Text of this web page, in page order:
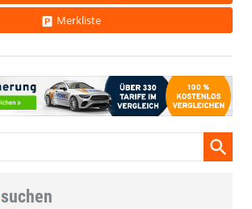
Merkliste
suchen